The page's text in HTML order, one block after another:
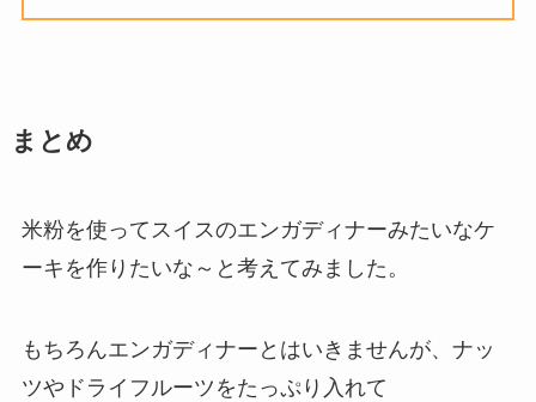
まとめ
米粉を使ってスイスのエンガディナーみたいなケ
ーキを作りたいな～と考えてみました。
もちろんエンガディナーとはいきませんが、ナッ
ツやドライフルーツをたっぷり入れて